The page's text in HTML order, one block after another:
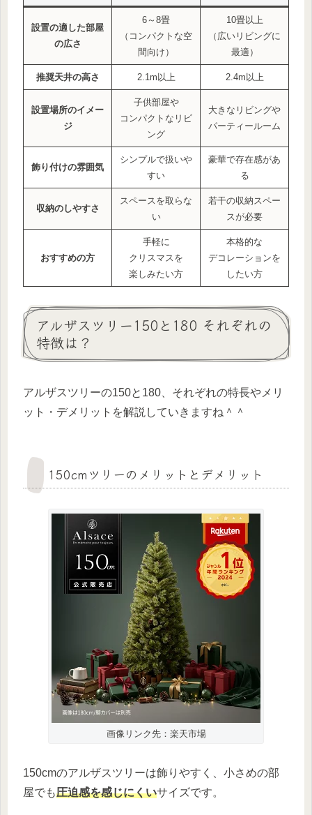
設置の適した部屋
の広さ
6～8畳
（コンパクトな空
間向け）
10畳以上
（広いリビングに
最適）
推奨天井の高さ 2.1m以上 2.4m以上
設置場所のイメー
ジ
子供部屋や
コンパクトなリビ
ング
大きなリビングや
パーティールーム
飾り付けの雰囲気
シンプルで扱いや
すい
豪華で存在感があ
る
収納のしやすさ
スペースを取らな
い
若干の収納スペー
スが必要
おすすめの方
手軽に
クリスマスを
楽しみたい方
本格的な
デコレーションを
したい方
アルザスツリー150と180 それぞれの
特徴は？
アルザスツリーの150と180、それぞれの特長やメリ
ット・デメリットを解説していきますね＾＾
150cmツリーのメリットとデメリット
画像リンク先：楽天市場
150cmのアルザスツリーは飾りやすく、小さめの部
屋でも圧迫感を感じにくいサイズです。